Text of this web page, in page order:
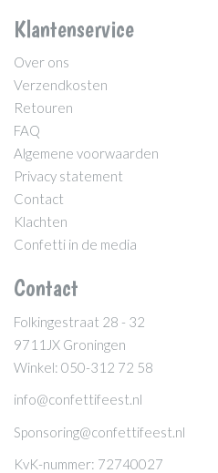
Klantenservice
Over ons
Verzendkosten
Retouren
FAQ
Algemene voorwaarden
Privacy statement
Contact
Klachten
Confetti in de media
Contact
Folkingestraat 28 - 32
9711JX Groningen
Winkel: 050-312 72 58
info@confettifeest.nl
Sponsoring@confettifeest.nl
KvK-nummer: 72740027